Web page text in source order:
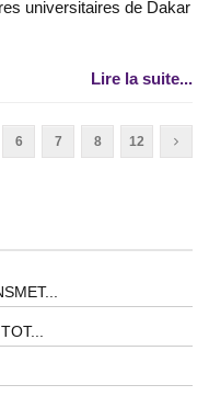
universitaires de Dakar
Lire la suite...
6 7 8 12